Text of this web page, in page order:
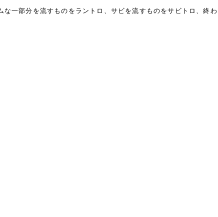
な一部分を流すものをラントロ、サビを流すものをサビトロ、終